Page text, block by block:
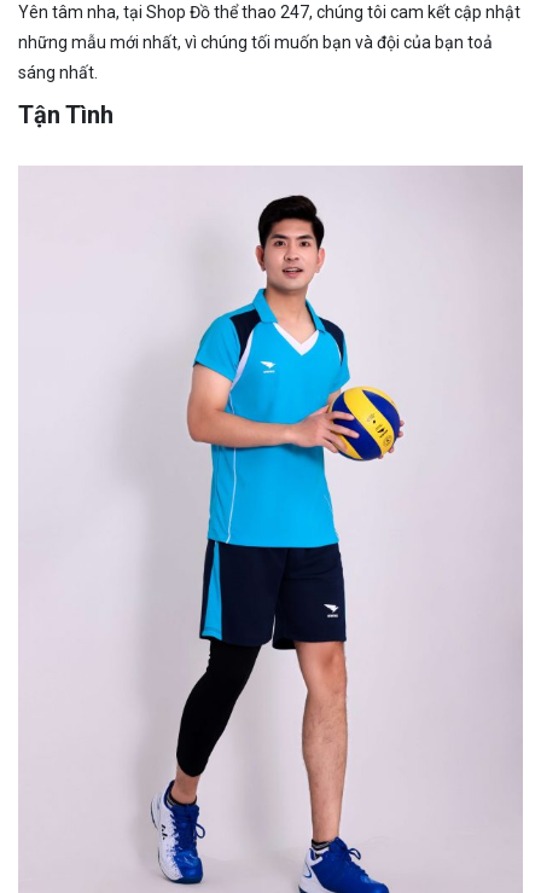
Yên tâm nha, tại Shop Đồ thể thao 247, chúng tôi cam kết cập nhật
những mẫu mới nhất, vì chúng tối muốn bạn và đội của bạn toả
sáng nhất.
Tận Tình